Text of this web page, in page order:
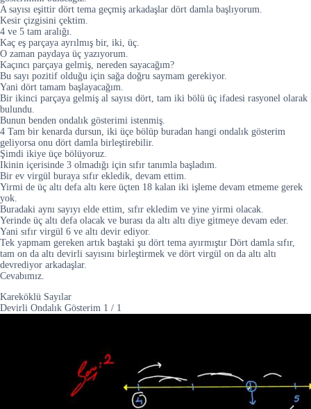
A sayısı eşittir dört tema geçmiş arkadaşlar dört damla başlıyorum.
Kesir çizgisini çektim.
4 ve 5 tam aralığı.
Kaç eş parçaya ayrılmış bir, iki, üç.
O zaman paydaya üç yazıyorum.
Kaçıncı parçaya gelmiş, nereden sayacağım?
Bu sayı pozitif olduğu için sağa doğru saymam gerekiyor.
Yani dört tamam başlayacağım.
Bir ikinci parçaya gelmiş al sayısı dört, tam iki bölü üç ifadesi rasyonel olarak
bulundu.
Bunun benden ondalık gösterimi istenmiş.
4 Tam bir kenarda dursun, iki üçe bölüp buradan hangi ondalık gösterim
geliyorsa onu dört damla birleştirebilir.
Şimdi ikiye üçe bölüyoruz.
Ikinin içerisinde 3 olmadığı için sıfır tanımla başladım.
Bir ev virgül buraya sıfır ekledik, devam ettim.
Yirmi de üç altı defa altı kere üçten 18 kalan iki işleme devam etmeme gerek
yok.
Buradaki aynı sayıyı elde ettim, sıfır ekledim ve yine yirmi olacak.
Yerinde üç altı defa olacak ve burası da altı altı diye gitmeye devam eder.
Yani sıfır virgül 6 ve altı devir ediyor.
Tek yapmam gereken artık baştaki şu dört tema ayırmıştır Dört damla sıfır,
tam on da altı devirli sayısını birleştirmek ve dört virgül on da altı altı
devrediyor arkadaşlar.
Cevabımız.
Kareköklü Sayılar
Devirli Ondalık Gösterim 1 / 1